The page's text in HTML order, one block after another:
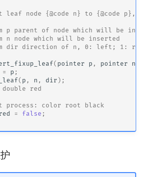
leaf node {@code n} to {@code p},
p parent of node which will be
n node which will be inserted
dir direction of n, 0: left; 1:
( pointer p , pointer n
= p ;
( p , n , dir );
red
process: color root black
= false ;